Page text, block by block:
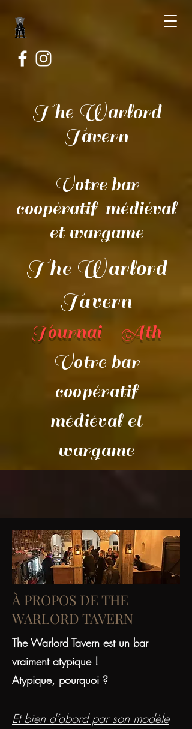
The Warlord
Tavern
Votre bar
coopératif médiéval
et wargame
The Warlord
Tavern
Tournai - Ath​
Votre bar
coopératif
médiéval et
wargame
À PROPOS DE THE
WARLORD TAVERN
The Warlord Tavern est un bar
vraiment atypique !
Atypique, pourquoi ?
Et bien d’abord par son modèle